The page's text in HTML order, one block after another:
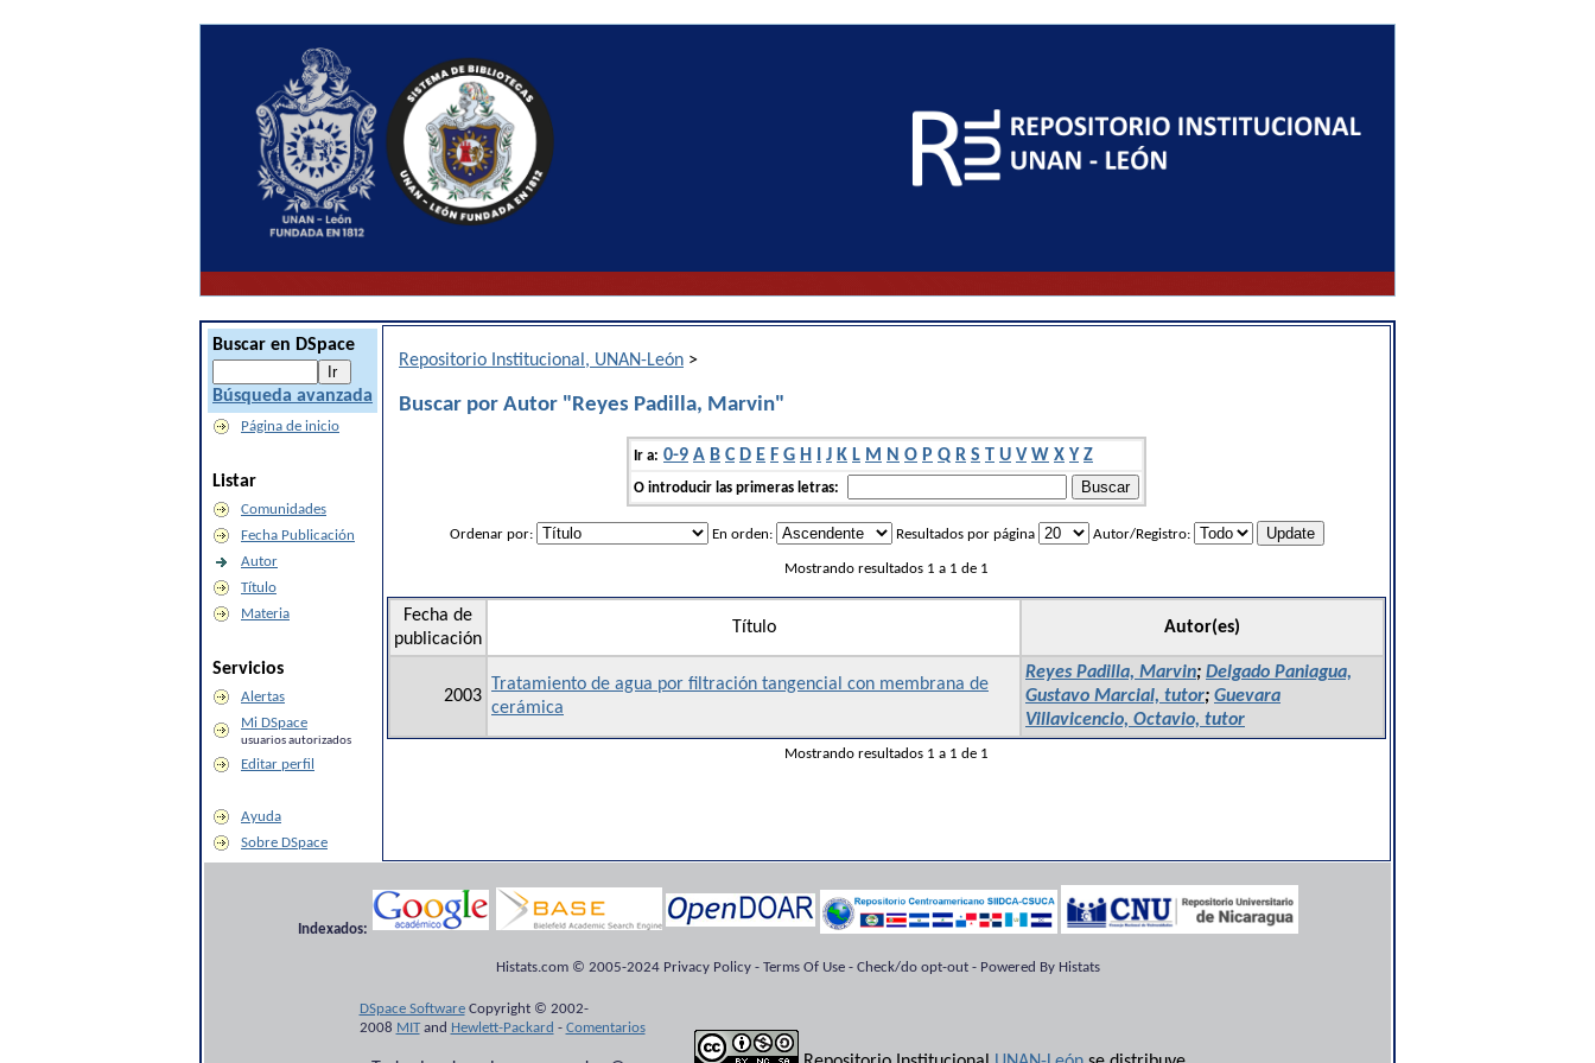
Buscar en DSpace
Búsqueda avanzada
Página de inicio
Listar
Comunidades
Fecha Publicación
Autor
Título
Materia
Servicios
Alertas
Mi DSpace
usuarios autorizados
Editar perfil
Ayuda
Sobre DSpace
Repositorio Institucional, UNAN-León >
Buscar por Autor "Reyes Padilla, Marvin"
Ir a: 0-9 A B C D E F G H I J K L M N O P Q R S T U V W X Y Z
O introducir las primeras letras:
Ordenar por: En orden: Resultados por página Autor/Registro:
Mostrando resultados 1 a 1 de 1
Fecha de
publicación
Título Autor(es)
2003
Tratamiento de agua por filtración tangencial con membrana de
cerámica
Reyes Padilla, Marvin; Delgado Paniagua,
Gustavo Marcial, tutor; Guevara
Villavicencio, Octavio, tutor
Mostrando resultados 1 a 1 de 1
Indexados:
Histats.com © 2005-2024 Privacy Policy - Terms Of Use - Check/do opt-out - Powered By Histats
DSpace SoftwareCopyright © 2002-
2008 MITand Hewlett-Packard - Comentarios